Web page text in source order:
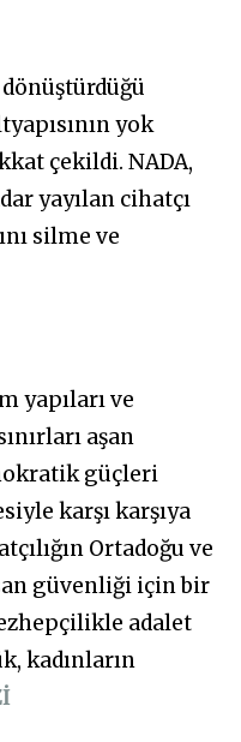
dönüştürdüğü
yok
çekildi. NADA,
yayılan cihatçı
silme ve
yapıları ve
aşan
güçleri
karşı karşıya
Ortadoğu ve
güvenliği için bir
adalet
kadınların